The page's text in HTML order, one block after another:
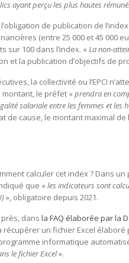
ayant perçu les plus hautes
de publication de
(entre 25 000 et 45 000
sur 100 dans l’index. « La non-
et la publication d’objectifs de
la collectivité ou l’EPCI
le préfet « prendra en
salariale entre les femmes et
de cause, le montant maximal
calculer cet index ? Dans
que « les indicateurs sont
», obligatoire depuis 2021.
dans la FAQ élaborée par la
un fichier Excel
informatique
le fichier Excel».